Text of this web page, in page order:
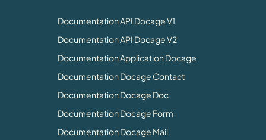
Documentation API Docage V1
Documentation API Docage V2
Documentation Application Docage
Documentation Docage Contact
Documentation Docage Doc
Documentation Docage Form
Documentation Docage Mail